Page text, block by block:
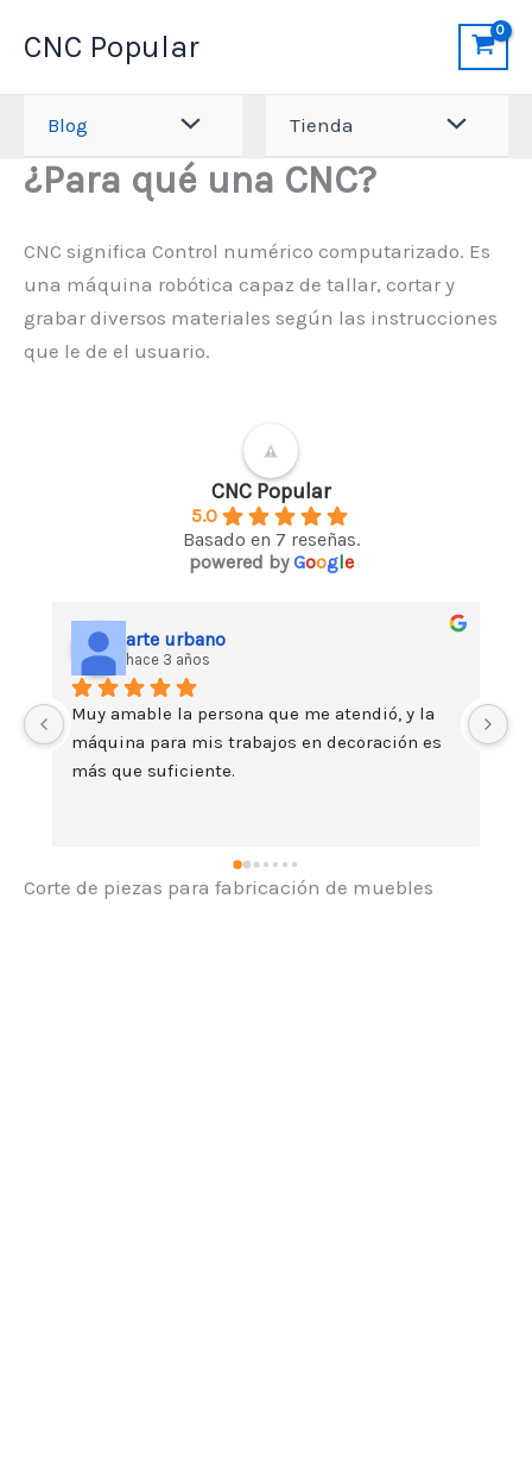
CNC Popular
Blog Tienda
¿Para qué una CNC?
CNC significa Control numérico computarizado. Es
una máquina robótica capaz de tallar, cortar y
grabar diversos materiales según las instrucciones
que le de el usuario.
CNC Popular
5.0
Basado en 7 reseñas.
powered byGoogle
arte urbano
hace 3 años
Muy amable la persona que me atendió, y la
máquina para mis trabajos en decoración es
más que suficiente.
Corte de piezas para fabricación de muebles